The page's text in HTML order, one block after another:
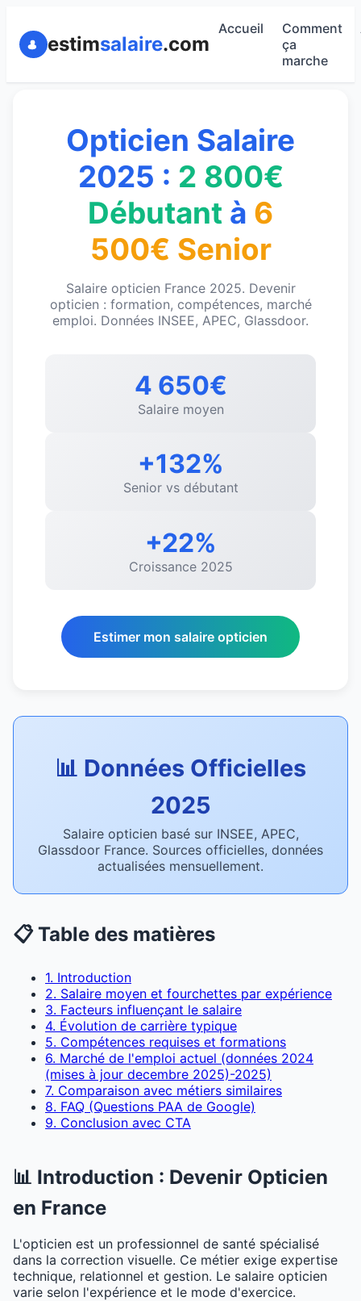
estimsalaire.com
Accueil
Comment
ça
marche
Opticien Salaire
2025 : 2 800€
Débutant à 6
500€ Senior
Salaire opticien France 2025. Devenir
opticien : formation, compétences, marché
emploi. Données INSEE, APEC, Glassdoor.
4 650€
Salaire moyen
+132%
Senior vs débutant
+22%
Croissance 2025
Estimer mon salaire opticien
📊 Données Officielles
2025
Salaire opticien basé sur INSEE, APEC,
Glassdoor France. Sources officielles, données
actualisées mensuellement.
📋 Table des matières
1. Introduction
2. Salaire moyen et fourchettes par expérience
3. Facteurs influençant le salaire
4. Évolution de carrière typique
5. Compétences requises et formations
6. Marché de l'emploi actuel (données 2024
(mises à jour decembre 2025)-2025)
7. Comparaison avec métiers similaires
8. FAQ (Questions PAA de Google)
9. Conclusion avec CTA
📊 Introduction : Devenir Opticien
en France
L'opticien est un professionnel de santé spécialisé
dans la correction visuelle. Ce métier exige expertise
technique, relationnel et gestion. Le salaire opticien
varie selon l'expérience et le mode d'exercice.